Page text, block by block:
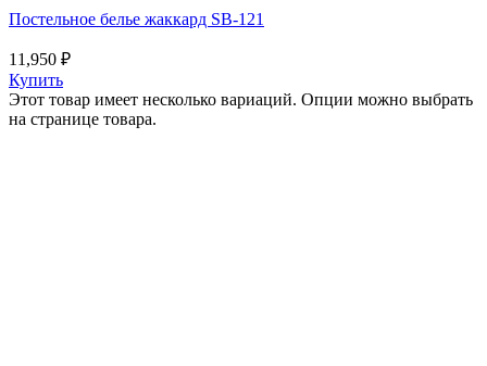
Постельное белье жаккард SB-121
11,950 ₽
Купить
Этот товар имеет несколько вариаций. Опции можно выбрать
на странице товара.